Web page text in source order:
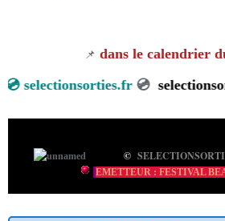
📌 dans le calendrier
💿
©
EMETTEUR : FESTIVAL